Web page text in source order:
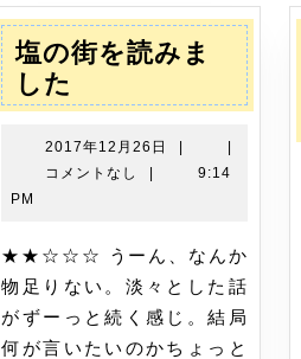
塩の街を読みま
した
の
街
を
ま
し
た
2017年12月26日
2017
26
|
|
コメントなし
|
9:14
PM
★★☆☆☆ うーん、なんか
物足りない。淡々とした話
がずーっと続く感じ。結局
何が言いたいのかちょっと